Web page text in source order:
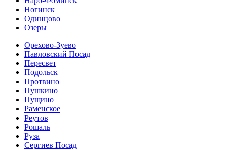
Ногинск
Одинцово
Озеры
Орехово-Зуево
Павловский Посад
Пересвет
Подольск
Протвино
Пушкино
Пущино
Раменское
Реутов
Рошаль
Руза
Сергиев Посад